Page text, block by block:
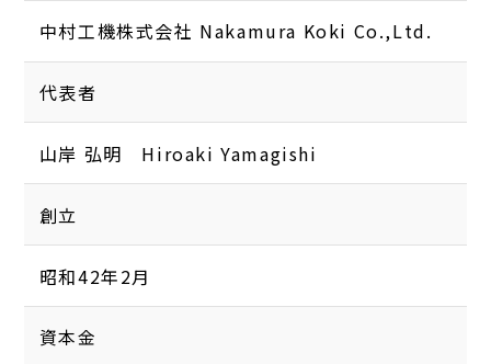
中村工機株式会社 Nakamura Koki Co.,Ltd.
代表者
山岸 弘明 Hiroaki Yamagishi
創立
昭和42年2月
資本金